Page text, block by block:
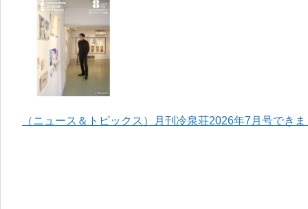
（ニュース＆トピックス）月刊冷泉荘2026年7月号でき